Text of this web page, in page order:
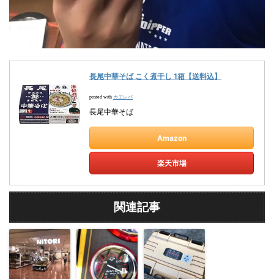
長尾中華そば こく煮干し 1箱【送料込】
posted with カエレバ
長尾中華そば
Amazon
楽天市場
関連記事